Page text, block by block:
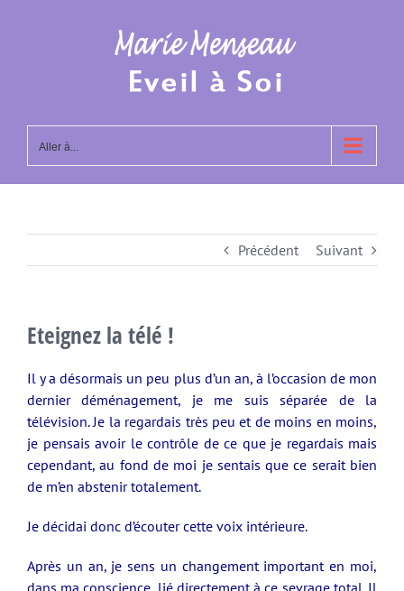
Aller à...
Précédent Suivant
Eteignez la télé !
Il y a désormais un peu plus d’un an, à l’occasion de mon
dernier déménagement, je me suis séparée de la
télévision. Je la regardais très peu et de moins en moins,
je pensais avoir le contrôle de ce que je regardais mais
cependant,au fond de moi je sentaisque ce serait bien
de m’en abstenir totalement.
Je décidai donc d’écouter cette voix intérieure.
Après un an, je sens un changement importanten moi,
dans ma conscience, lié directement à ce sevrage total. Il